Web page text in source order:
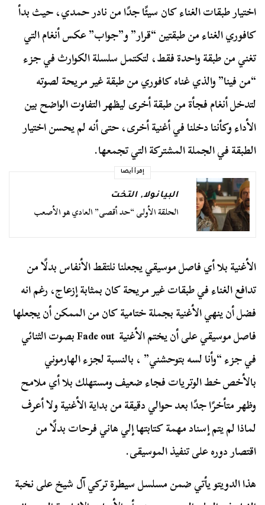
اختيار طبقات الغناء كان سيئًا جدًا من نادر حمدي، حيث بدأ
كافوري الغناء من طبقتين “قرار” و”جواب” عكس أنغام التي
تغني من طبقة واحدة فقط، لتكتمل سلسلة الكوارث في جزء
“من فينا” والذي غناه كافوري من طبقة غير مريحة لصوته
لتدخل أنغام فجأة من طبقة أخرى ليظهر التفاوت الواضح بين
الأداء وكأننا دخلنا في أغنية أخرى، حتى أنه لم يحسن اختيار
الطبقة في الجملة المشتركة التي تجمعها.
إقرأ أيضا
البيانولا,التخت
الحلقة الأولى “حد أقصى” العادي هو الأصعب
الأغنية بلا أي فاصل موسيقي يجعلنا نلتقط الأنفاس بدلًا من
تدافع الغناء في طبقات غير مريحة كان بمثابة إزعاج، رغم انه
فضل أن ينهي الأغنية بجملة ختامية كان من الممكن أن يجعلها
فاصل موسيقي على أن يختم الأغنية Fade out بصوت الثنائي
في جزء “وأنا لسه بتوحشني” ، بالنسبة لجزء الهارموني
بالأخص خط الوتريات فجاء ضعيف ومستهلك بلا أي ملامح
وظهر متأخرًا جدًا بعد حوالي دقيقة من بداية الأغنية ولا أعرف
لماذا لم يتم إسناد مهمة كتابتها إلي هاني فرحات بدلًا من
اقتصار دوره على تنفيذ الموسيقى.
هذا الدويتو يأتي ضمن مسلسل سيطرة تركي آل شيخ على نخبة